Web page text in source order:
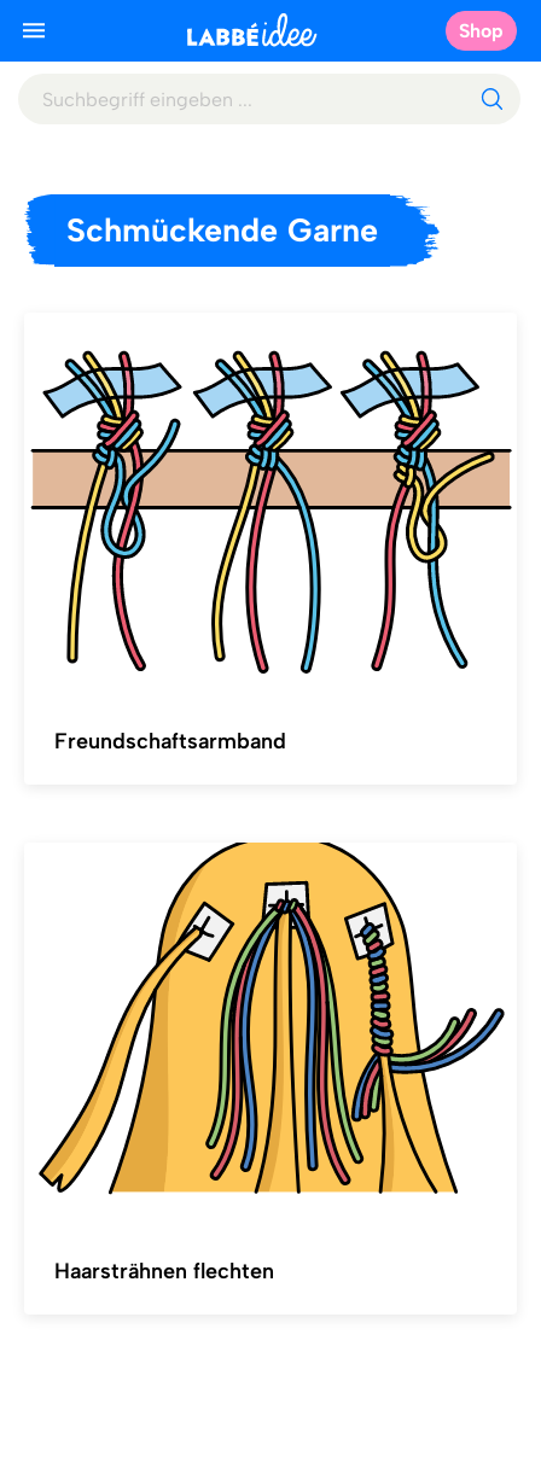
Shop
Schmückende Garne
Freundschaftsarmband
Haarsträhnen flechten